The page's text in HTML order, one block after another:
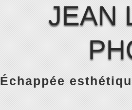
JEAN
Échappée